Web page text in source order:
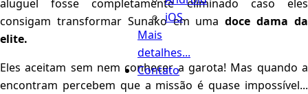
iOS
Mais
detalhes...
Contato
aluguel fosse completamente eliminado caso eles
consigam transformar Sunako em umadoce dama da
elite.
Eles aceitam sem nem conhecer a garota! Mas quando a
encontram percebem que a missão é quase impossível...